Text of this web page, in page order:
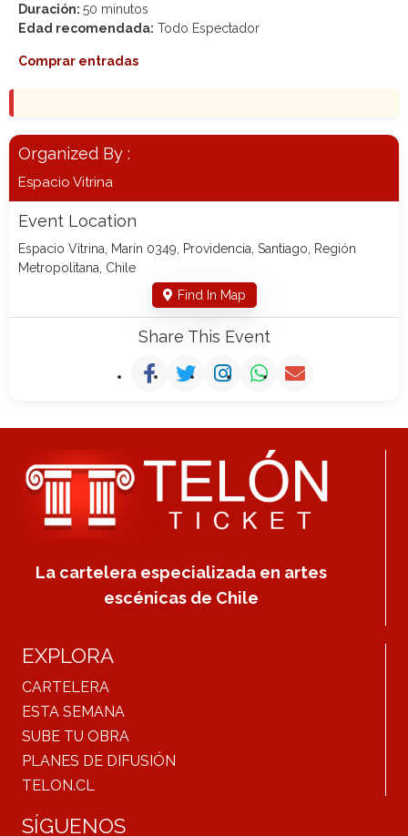
Duración: 50 minutos
Edad recomendada: Todo Espectador
Comprar entradas
Organized By :
Espacio Vitrina
Event Location
Espacio Vitrina, Marín 0349, Providencia, Santiago, Región
Metropolitana, Chile
Find In Map
Share This Event
La cartelera especializada en artes
escénicas de Chile
EXPLORA
CARTELERA
ESTA SEMANA
SUBE TU OBRA
PLANES DE DIFUSIÓN
TELON.CL
SÍGUENOS